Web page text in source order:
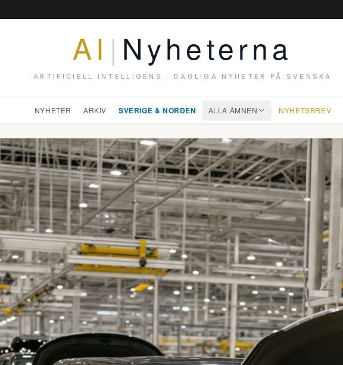
AI | Nyheterna
ARTIFICIELL INTELLIGENS · DAGLIGA NYHETER PÅ SVENSKA
NYHETER ARKIV SVERIGE & NORDEN ALLA ÄMNEN | NYHETSBREV